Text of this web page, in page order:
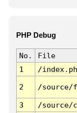
PHP Debug
No. File
1
/
2 /source/
3 /source/